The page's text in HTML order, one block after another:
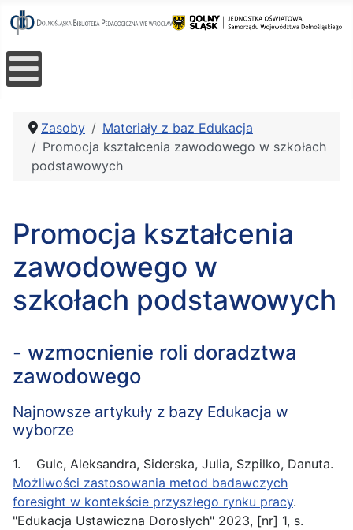
Zasoby
Materiały z baz Edukacja
Promocja kształcenia zawodowego w szkołach
podstawowych
Promocja kształcenia
zawodowego w
szkołach podstawowych
- wzmocnienie roli doradztwa
zawodowego
Najnowsze artykuły z bazy Edukacja w
wyborze
1. Gulc, Aleksandra, Siderska, Julia, Szpilko, Danuta.
Możliwości zastosowania metod badawczych
foresight w kontekście przyszłego rynku pracy.
"Edukacja Ustawiczna Dorosłych" 2023, [nr] 1, s.